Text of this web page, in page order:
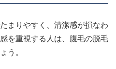
まりやすく、清潔感が損なわ
を重視する人は、腹毛の脱毛
う。